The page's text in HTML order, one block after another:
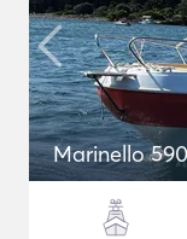
Marinello